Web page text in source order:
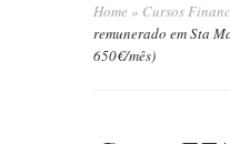
Home » Cursos
remunerado em Sta
650€/mês)